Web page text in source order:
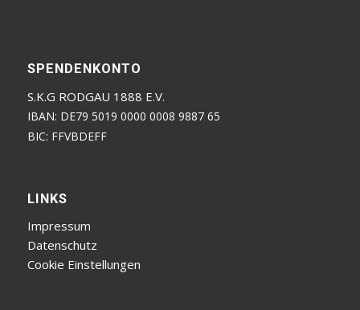
SPENDENKONTO
S.K.G RODGAU 1888 E.V.
IBAN: DE79 5019 0000 0008 9887 65
BIC: FFVBDEFF
LINKS
Impressum
Datenschutz
Cookie Einstellungen